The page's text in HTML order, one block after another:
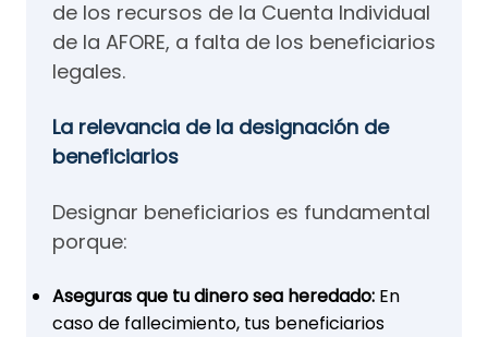
de los recursos de la Cuenta Individual
de la AFORE, a falta de los beneficiarios
legales.
La relevancia de la designación de
beneficiarios
Designar beneficiarios es fundamental
porque:
Aseguras que tu dinero sea heredado: En
caso de fallecimiento, tus beneficiarios